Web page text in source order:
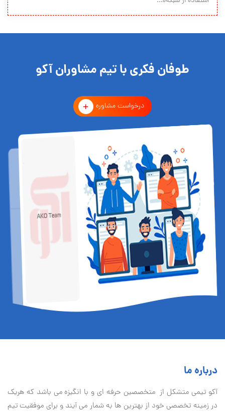
طوفان فکری با تیم مشاوران آکو
درخواست مشاوره
درباره ما
آكو تيمی متشکل از متخصصین حرفه ای و با انگیزه می باشد که هریک
در زمینه تخصصی خود از بهترین ها به شمار می آیند و برای موفقیت تيم